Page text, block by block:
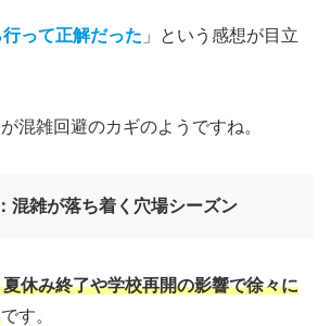
って正解だった 」という感想が目立
混雑回避のカギのようですね。
混雑が落ち着く穴場シーズン
休み終了や学校再開の影響で徐々に
です。